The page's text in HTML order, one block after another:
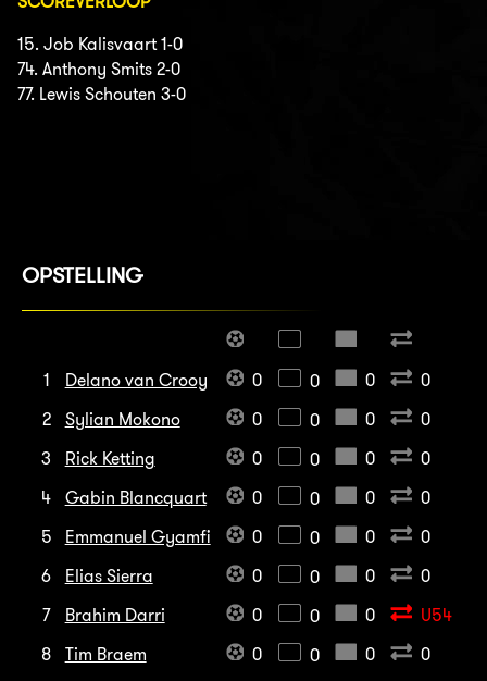
15. Job Kalisvaart 1-0
74. Anthony Smits 2-0
77. Lewis Schouten 3-0
OPSTELLING
1 Delano van Crooy 0 0 0
0
2
Sylian Mokono 0 0 0
0
3
Rick Ketting 0 0 0
0
4
Gabin Blancquart 0 0 0
0
5
Emmanuel Gyamfi 0 0 0
0
6
Elias Sierra 0 0 0
0
7
Brahim Darri 0 0 0
U54
8
Tim Braem 0 0 0
0